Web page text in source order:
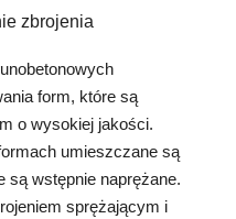
zbrojenia
form, które są
o wysokiej jakości.
umieszczane są
są wstępnie naprężane.
sprężającym i